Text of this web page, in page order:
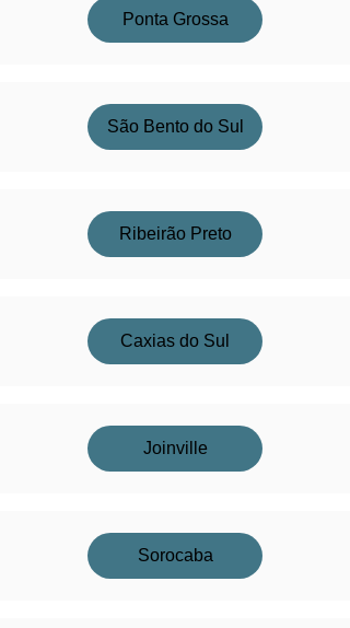
Ponta Grossa
São Bento do Sul
Ribeirão Preto
Caxias do Sul
Joinville
Sorocaba